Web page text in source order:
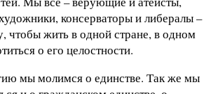
консерваторы и либералы –
чтобы жить в одной стране, в одном
о его целостности.
мы молимся о единстве. Так же мы